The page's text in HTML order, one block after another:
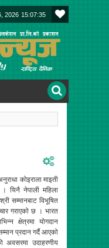
2026 15:07:36
कोइराला माइती
यिनै नेपाली महिला
सम्मानबाट विभूषित
गराएको छ । भारत
क्षेत्रमा योगदान
प्रदान गर्दै आएको
उदाहरणीय